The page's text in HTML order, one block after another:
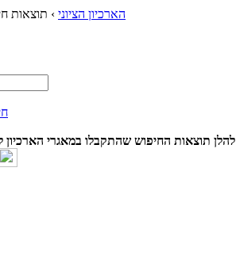
הארכיון הציוני › תוצאות
להלן תוצאות החיפוש שהתקבלו במאגרי הארכיון